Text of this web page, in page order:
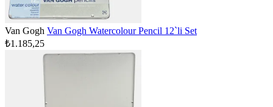
Van Gogh Van Gogh Watercolour Pencil 12`li Set
₺1.185,25